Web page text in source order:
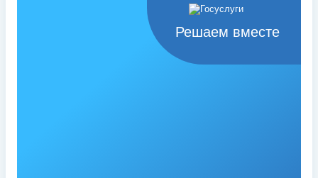
Решаем вместе